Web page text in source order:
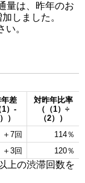
量は、昨年のお
しました。
い。
差
1）-
）
対昨年比率
（（1）÷
（2））
＋7回
114％
＋3回 120％
上の渋滞回数を